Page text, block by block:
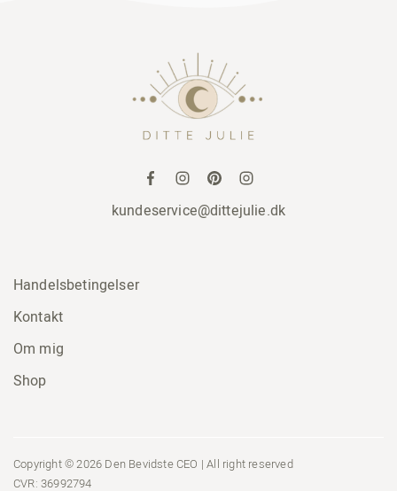
kundeservice@dittejulie.dk
Handelsbetingelser
Kontakt
Om mig
Shop
Copyright © 2026 Den Bevidste CEO | All right reserved
CVR: 36992794